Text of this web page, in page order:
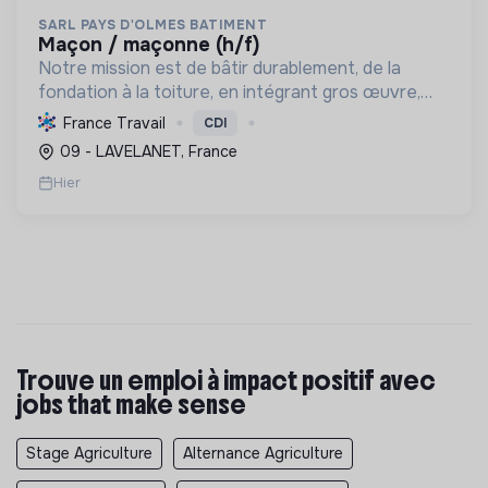
SARL PAYS D'OLMES BATIMENT
maçon / maçonne (h/f)
Notre mission est de bâtir durablement, de la
fondation à la toiture, en intégrant gros œuvre,
rénovation et désamiantage. Nous formons des
talents et valorisons l'insertion, avec le Label RGE.
France Travail CDI
09 - LAVELANET, France
Hier
Trouve un emploi à impact positif avec
jobs that make sense
Stage Agriculture Alternance Agriculture